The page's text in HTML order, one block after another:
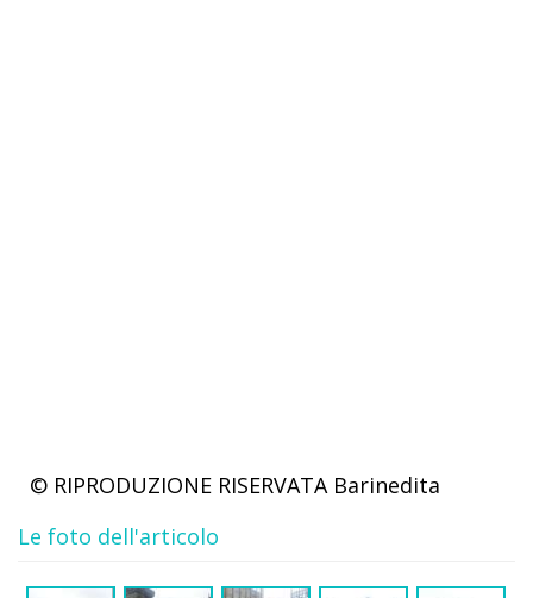
© RIPRODUZIONE RISERVATA Barinedita
Le foto dell'articolo